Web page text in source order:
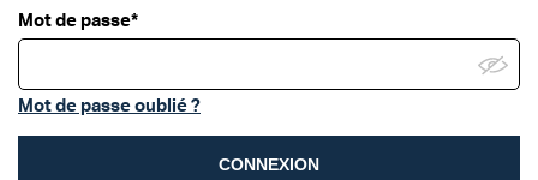
Mot de passe*
Mot de passe oublié ?
CONNEXION